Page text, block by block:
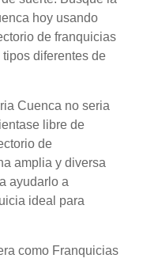
hoy usando
de franquicias
diferentes de
Cuenca no seria
libre de
de
amplia y diversa
ayudarlo a
ideal para
como Franquicias